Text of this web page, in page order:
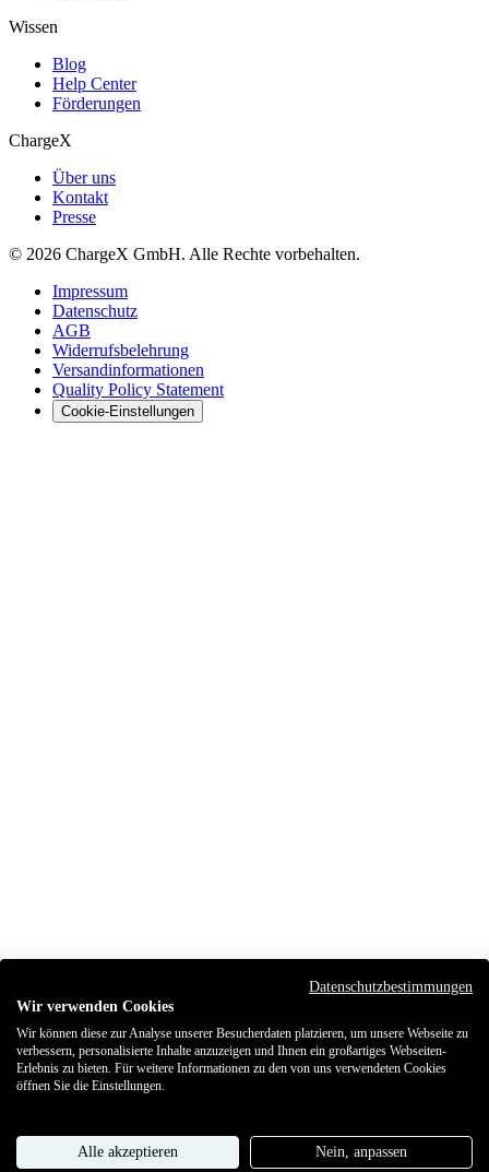
Wissen
Blog
Help Center
Förderungen
ChargeX
Über uns
Kontakt
Presse
© 2026 ChargeX GmbH. Alle Rechte vorbehalten.
Impressum
Datenschutz
AGB
Widerrufsbelehrung
Versandinformationen
Quality Policy Statement
Cookie-Einstellungen
Datenschutzbestimmungen
Wir verwenden Cookies
Wir können diese zur Analyse unserer Besucherdaten platzieren, um unsere Webseite zu
verbessern, personalisierte Inhalte anzuzeigen und Ihnen ein großartiges Webseiten-
Erlebnis zu bieten. Für weitere Informationen zu den von uns verwendeten Cookies
öffnen Sie die Einstellungen.
Alle akzeptieren Nein, anpassen